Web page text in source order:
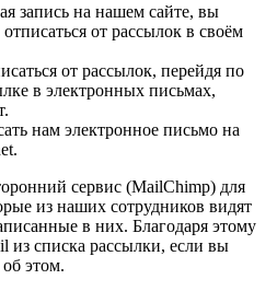
запись на нашем сайте, вы
от рассылок в своём
от рассылок, перейдя по
в электронных письмах,
нам электронное письмо на
сервис (MailChimp) для
из наших сотрудников видят
в них. Благодаря этому
из списка рассылки, если вы
этом.